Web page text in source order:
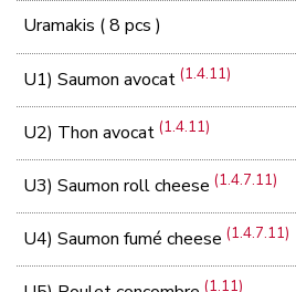
Uramakis ( 8 pcs )
U1) Saumon avocat(1.4.11)
U2) Thon avocat(1.4.11)
U3) Saumon roll cheese(1.4.7.11)
U4) Saumon fumé cheese(1.4.7.11)
(1.11)